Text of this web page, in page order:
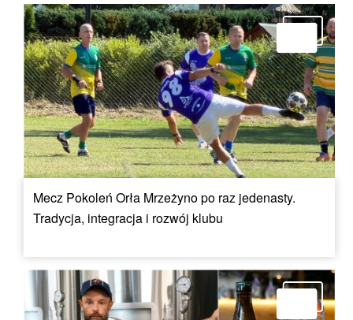
Mecz Pokoleń Orła Mrzeżyno po raz jedenasty.
Tradycja, integracja i rozwój klubu